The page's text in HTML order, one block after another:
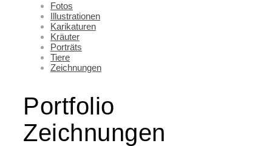
Fotos
Illustrationen
Karikaturen
Kräuter
Porträts
Tiere
Zeichnungen
Portfolio
Zeichnungen